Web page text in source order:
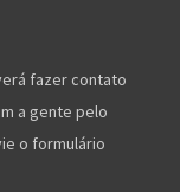
fazer contato
a gente pelo
o formulário